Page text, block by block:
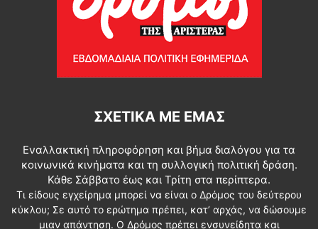
ΣΧΕΤΙΚΆ ΜΕ ΕΜΆΣ
Εναλλακτική πληροφόρηση και βήμα διαλόγου για τα
κοινωνικά κινήματα και τη συλλογική πολιτική δράση.
Κάθε Σάββατο έως και Τρίτη στα περίπτερα.
Τι είδους εγχείρημα μπορεί να είναι ο Δρόμος του δεύτερου
κύκλου; Σε αυτό το ερώτημα πρέπει, κατ’ αρχάς, να δώσουμε
μιαν απάντηση. Ο Δρόμος πρέπει ενσυνείδητα και